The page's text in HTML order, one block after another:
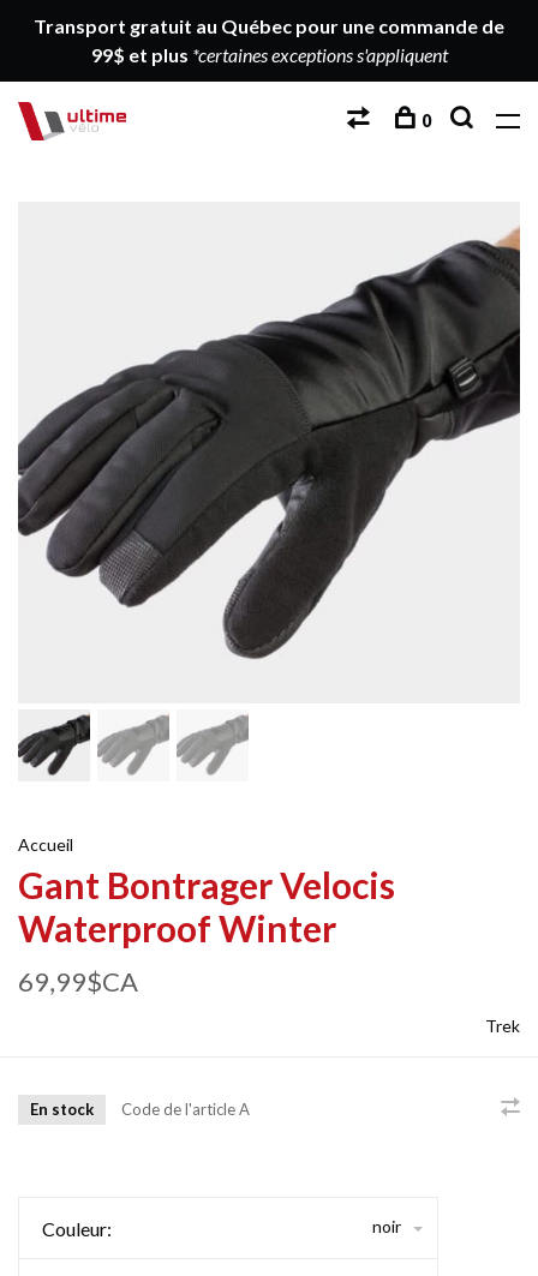
Transport gratuit au Québec pour une commande de
99$ et plus *certaines exceptions s'appliquent
0
Accueil
Gant Bontrager Velocis
Waterproof Winter
69,99$CA
Trek
En stock Code de l'articleA
Couleur: noir